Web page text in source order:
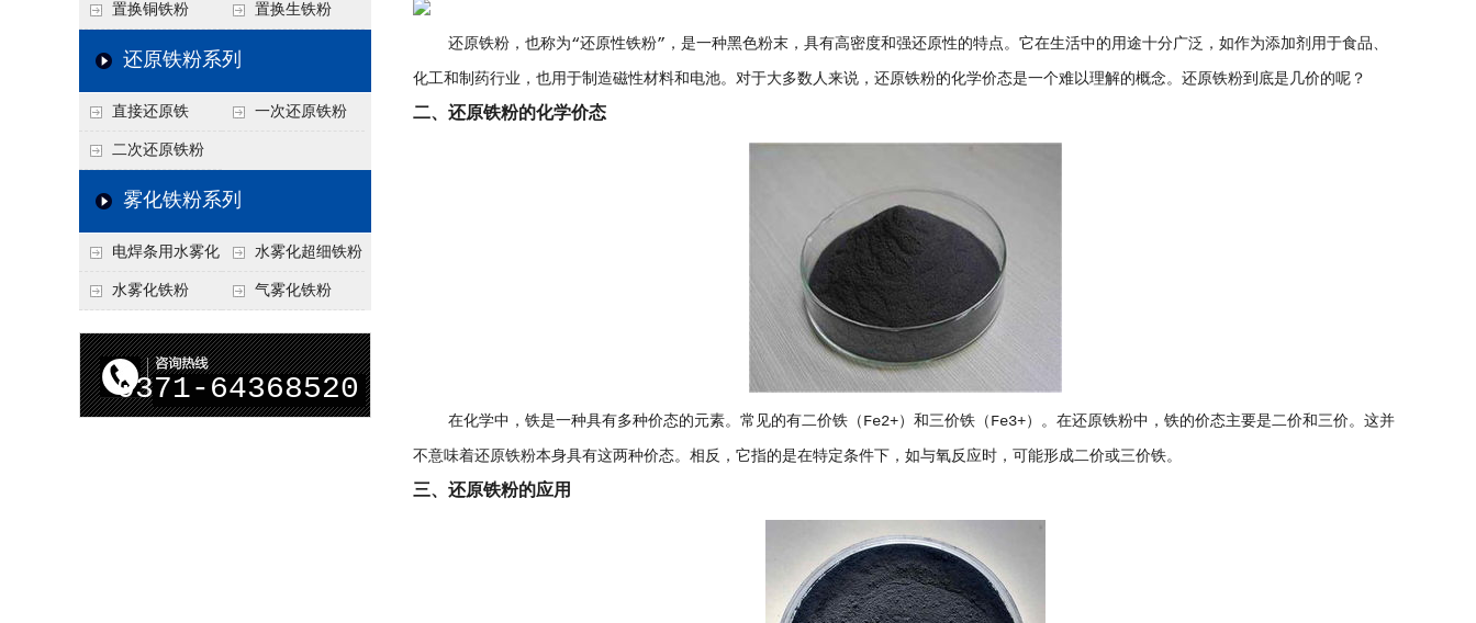
置换铜铁粉 置换生铁粉
还原铁粉系列
直接还原铁 一次还原铁粉
二次还原铁粉
雾化铁粉系列
电焊条用水雾化
铁粉
水雾化超细铁粉
水雾化铁粉 气雾化铁粉
0371-64368520
还原铁粉，也称为“还原性铁粉”，是一种黑色粉末，具有高密度和强还原性的特点。它在生活中的用途十分广泛，如作为添加剂用于食品、
化工和制药行业，也用于制造磁性材料和电池。对于大多数人来说，还原铁粉的化学价态是一个难以理解的概念。还原铁粉到底是几价的呢？
二、还原铁粉的化学价态
在化学中，铁是一种具有多种价态的元素。常见的有二价铁（Fe2+）和三价铁（Fe3+）。在还原铁粉中，铁的价态主要是二价和三价。这并
不意味着还原铁粉本身具有这两种价态。相反，它指的是在特定条件下，如与氧反应时，可能形成二价或三价铁。
三、还原铁粉的应用